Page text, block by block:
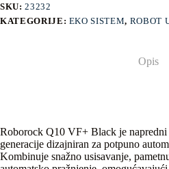
SKU:23232
KATEGORIJE: EKO SISTEM, ROBOT
Opis
Roborock Q10 VF+ Black je
generacije dizajniran za potpuno
Kombinuje snažno usisavanje,